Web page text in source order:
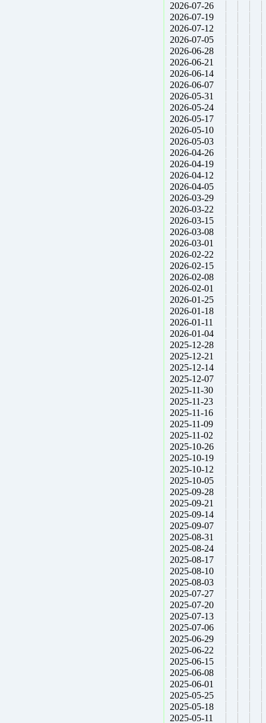
2026-07-26
2026-07-19
2026-07-12
2026-07-05
2026-06-28
2026-06-21
2026-06-14
2026-06-07
2026-05-31
2026-05-24
2026-05-17
2026-05-10
2026-05-03
2026-04-26
2026-04-19
2026-04-12
2026-04-05
2026-03-29
2026-03-22
2026-03-15
2026-03-08
2026-03-01
2026-02-22
2026-02-15
2026-02-08
2026-02-01
2026-01-25
2026-01-18
2026-01-11
2026-01-04
2025-12-28
2025-12-21
2025-12-14
2025-12-07
2025-11-30
2025-11-23
2025-11-16
2025-11-09
2025-11-02
2025-10-26
2025-10-19
2025-10-12
2025-10-05
2025-09-28
2025-09-21
2025-09-14
2025-09-07
2025-08-31
2025-08-24
2025-08-17
2025-08-10
2025-08-03
2025-07-27
2025-07-20
2025-07-13
2025-07-06
2025-06-29
2025-06-22
2025-06-15
2025-06-08
2025-06-01
2025-05-25
2025-05-18
2025-05-11